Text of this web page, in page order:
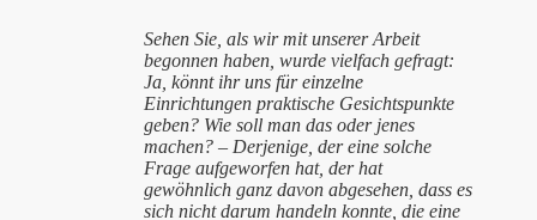
Sehen Sie, als wir mit unserer Arbeit
begonnen haben, wurde vielfach gefragt:
Ja, könnt ihr uns für einzelne
Einrichtungen praktische Gesichtspunkte
geben? Wie soll man das oder jenes
machen? – Derjenige, der eine solche
Frage aufgeworfen hat, der hat
gewöhnlich ganz davon abgesehen, dass es
sich nicht darum handeln konnte, die eine